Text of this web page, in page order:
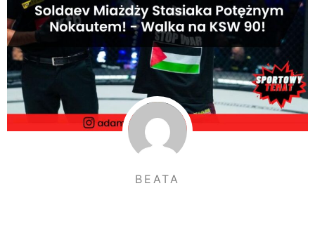
BEATA